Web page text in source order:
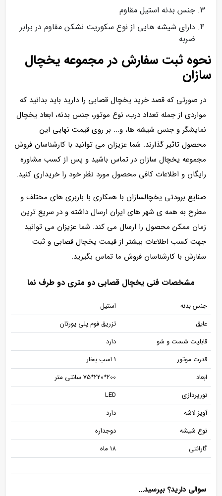
جنس بدنه استیل مقاوم
دارای شیشه هایی از نوع سکوریت نشکن مقاوم در برابر
ضربه
نحوه ثبت سفارش در مجموعه یخچال
سازان
در صورتی که قصد خرید یخچال قصابی را دارید باید بدانید که
مواردی از جمله تعداد درب، نوع موتور، جنس بدنه، ابعاد یخچال
نمایشگر و جنس شیشه ها، و... بر روی قیمت نهایی این
محصول تاثیر گذارند. شما عزیزان می توانید با کارشناسان فروش
مجموعه یخچال سازان در تماس باشید و پس از کسب مشاوره
رایگان و اطلاعات کافی محصول مورد نظر خود را خریداری کنید.
صنایع برودتی یخچالسازان با همکاری با باربری های مختلف و
مطرح به همه ی شهر های ایران ارسال داشته و در سریع ترین
زمان ممکن محصول را ارسال می کند. شما عزیزان می توانید
جهت کسب اطلاعات بیشتر از قیمت یخچال قصابی و ثبت
سفارش با کارشناسان فروش ما تماس بگیرید.
مشخصات فنی یخچال قصابی دو متری دو طرف نما
جنس بدنه
استیل
عایق
تزریق فوم پلی یورتان
قابلیت شست و شو
دارد
قدرت موتور
1 اسب بخار
ابعاد
200*220*75 سانتی متر
نورپردازی
LED
آویز لاشه
دارد
نوع شیشه
دوجداره
گارانتی
18 ماه
سوالی دارید؟ بپرسید...